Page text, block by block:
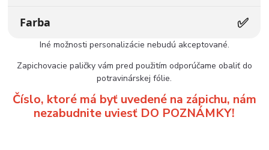
Farba ✅
Iné možnosti personalizácie nebudú akceptované.
Zapichovacie paličky vám pred použitím odporúčame obaliť do
potravinárskej fólie.
Číslo, ktoré má byť uvedené na zápichu, nám
nezabudnite uviesť DO POZNÁMKY!